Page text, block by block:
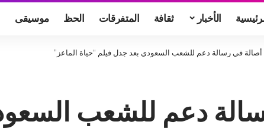
الأخبار ثقافة المتفرقات الحظ موسيقى
أصالة في رسالة دعم للشعب السعودي بعد جدل فيلم “حياة الماعز”
دعم للشعب